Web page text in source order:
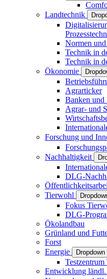
Landtechnik
Normen
Technik in
Technik in
Ökonomie
Agrarticker
Banken und
Agrar- und
Forschung und
Nachhaltigkeit
DLG-
Tierwohl
Fokus
DLG-
Ökolandbau
Grünland und
Forst
Energie
Entwicklung ländl.